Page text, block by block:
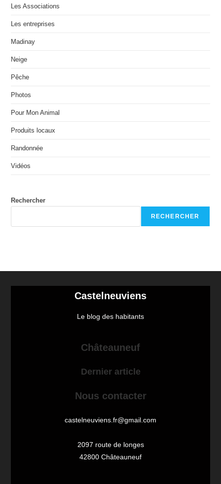
Les Associations
Les entreprises
Madinay
Neige
Pêche
Photos
Pour Mon Animal
Produits locaux
Randonnée
Vidéos
Rechercher
RECHERCHER
Castelneuviens
Le blog des habitants
Châteauneuf
Dernier article
Nous contacter
castelneuviens.fr@gmail.com
2097 route de longes
42800 Châteauneuf